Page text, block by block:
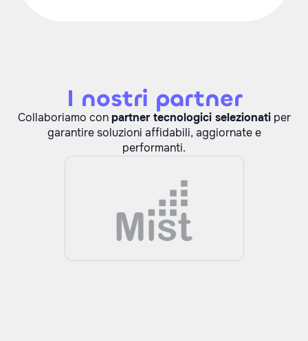
I nostri partner
Collaboriamo conpartner tecnologici selezionatiper
garantire soluzioni affidabili, aggiornate e
performanti.